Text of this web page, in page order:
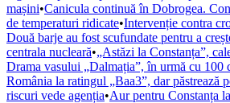
mașini•Canicula continuă în Dobrogea.
de temperaturi ridicate•Intervenție contra
Două barje au fost scufundate pentru a
centrala nucleară•„Astăzi la Constanța”,
Drama vasului „Dalmația”, în urmă cu 100
România la ratingul „Baa3”, dar păstrează
riscuri vede agenția•Aur pentru Constanța